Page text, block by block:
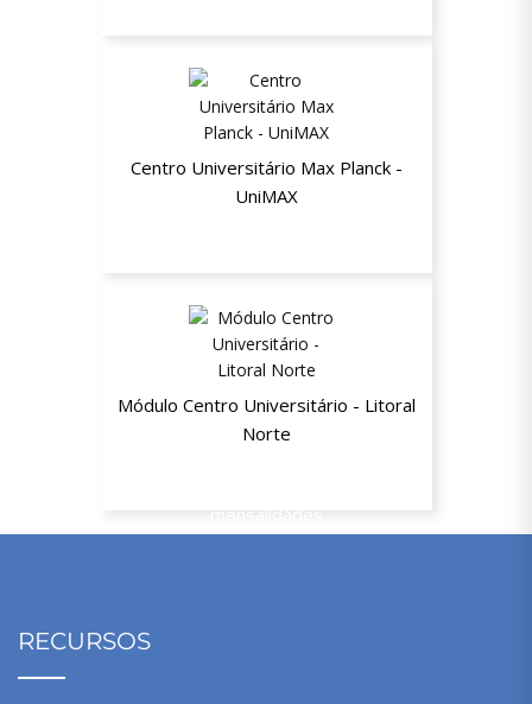
Centro Universitário Max Planck -
UniMAX
Módulo Centro Universitário - Litoral
Norte
RECURSOS